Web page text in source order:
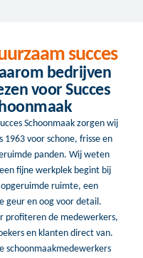
succes
bedrijven
voor Succes
Schoonmaak zorgen wij
1963 voor schone, frisse en
panden. Wij weten
fijne werkplek begint bij
ruimte, een
geur en oog voor detail.
profiteren de medewerkers,
en klanten direct van.
schoonmaakmedewerkers